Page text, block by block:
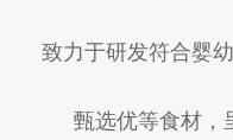
致力于研发符合婴
甄选优等食材，